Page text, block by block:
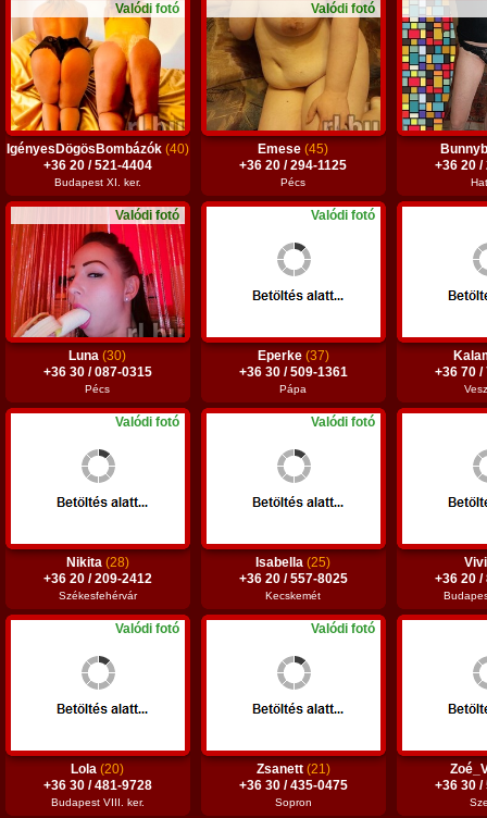
Valódi fotó
IgényesDögösBombázók (40)
+36 20 / 521-4404
Budapest XI. ker.
Valódi fotó
Emese(45)
+36 20 / 294-1125
Pécs
+36 20 /
Valódi fotó
Luna(30)
+36 30 / 087-0315
Pécs
Valódi fotó
Eperke (37)
+36 30 / 509-1361
Pápa
+36 70 /
Valódi fotó
Nikita (28)
+36 20 / 209-2412
Székesfehérvár
Valódi fotó
Isabella(25)
+36 20 / 557-8025
Kecskemét
+36 20 /
Valódi fotó
Lola(20)
+36 30 / 481-9728
Budapest VIII. ker.
Valódi fotó
Zsanett (21)
+36 30 / 435-0475
Sopron
+36 30 /